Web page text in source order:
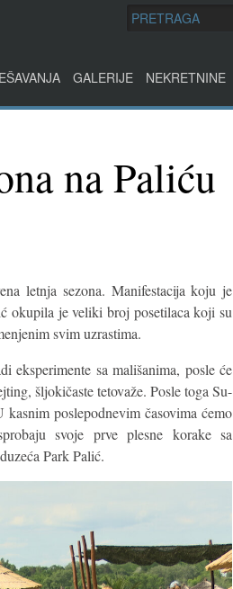
GALERIJE NEKRETNINE
na Paliću
letnja sezona. Manifestacija koju je
okupila je veliki broj posetilaca koji su
svim uzrastima.
eksperimente sa mališanima, posle će
šljokičaste tetovaže. Posle toga Su-
poslepodnevim časovima ćemo
svoje prve plesne korake sa
Park Palić.